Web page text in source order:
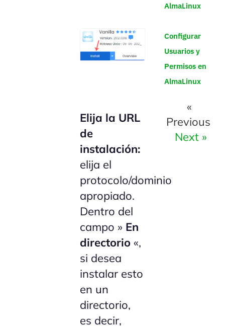
Elija la URL
de
instalación:
elija el
protocolo/dominio
apropiado.
Dentro del
campo » En
directorio «,
si desea
instalar esto
en un
directorio,
es decir,
AlmaLinux
Configurar
Usuarios y
Permisos en
AlmaLinux
«
Previous
Next »